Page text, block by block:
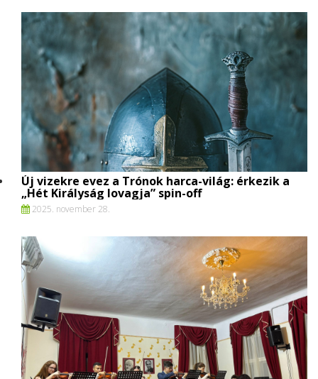
Új vizekre evez a Trónok harca-világ: érkezik a
„Hét Királyság lovagja” spin-off
2025. november 28.